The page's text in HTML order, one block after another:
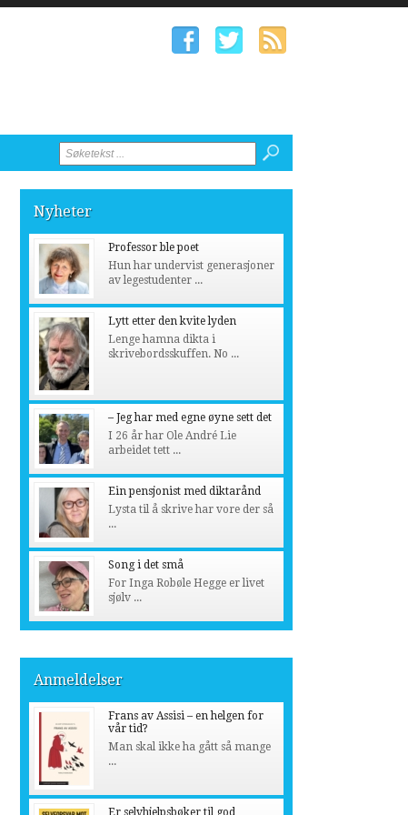
Nyheter
Professor ble poet
Hun har undervist generasjoner
av legestudenter ...
Lytt etter den kvite lyden
Lenge hamna dikta i
skrivebordsskuffen. No ...
– Jeg har med egne øyne sett det
I 26 år har Ole André Lie
arbeidet tett ...
Ein pensjonist med diktarånd
Lysta til å skrive har vore der så
...
Song i det små
For Inga Robøle Hegge er livet
sjølv ...
Anmeldelser
Frans av Assisi – en helgen for
vår tid?
Man skal ikke ha gått så mange
...
Er selvhjelpsbøker til god